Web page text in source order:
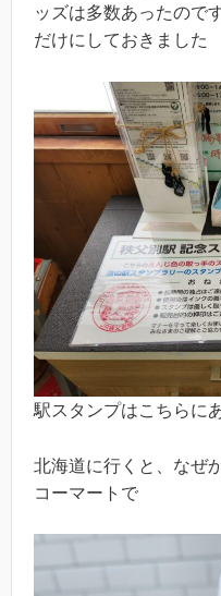
ッズは多数あったので
だけにしておきました
駅スタンプはこちらに
北海道に行くと、なぜ
コーマートで